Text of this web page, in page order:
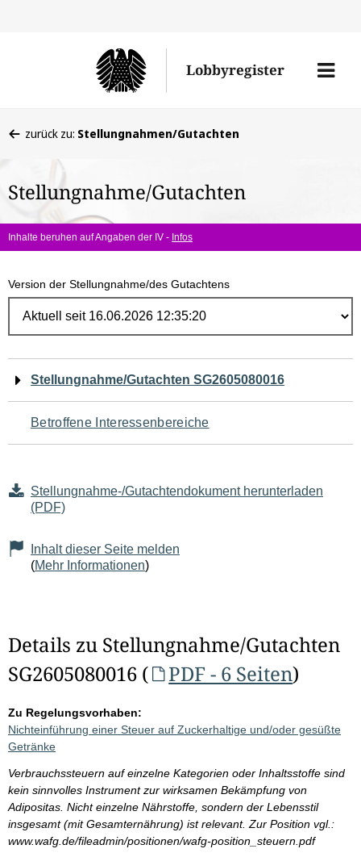
Lobbyregister
Menü
befinden
hier:
zurück zu: Stellungnahmen/Gutachten
Stellungnahme/Gutachten
Inhalte beruhen auf Angaben der IV - Infos
Version der Stellungnahme/des Gutachtens
Navigation
für
den
Seiteninhalt
Stellungnahme/Gutachten SG2605080016
Betroffene Interessenbereiche
Stellungnahme-/Gutachtendokument herunterladen
(PDF)
Inhalt dieser Seite melden
(Mehr Informationen)
Details zu Stellungnahme/Gutachten
SG2605080016 (
PDF - 6 Seiten)
Zu Regelungsvorhaben:
Nichteinführung einer Steuer auf Zuckerhaltige und/oder gesüßte
Getränke
Verbrauchssteuern auf einzelne Kategorien oder Inhaltsstoffe sind
kein sinnvolles Instrument zur wirksamen Bekämpfung von
Adipositas. Nicht einzelne Nährstoffe, sondern der Lebensstil
insgesamt (mit Gesamternährung) ist relevant. Zur Position vgl.:
www.wafg.de/fileadmin/positionen/wafg-position_steuern.pdf